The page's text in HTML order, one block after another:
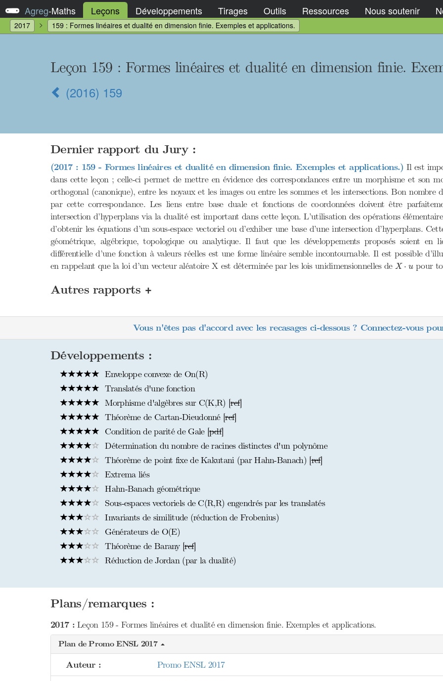
Agreg-Maths Leçons Développements Tirages Outils Ressources Nous soutenir
2017 159 : Formes linéaires et dualité en dimension finie. Exemples et applications.
Leçon 159 : Formes linéaires et dualité en dimension finie.
(2016) 159
Dernier rapport du Jury :
(2017 : 159 - Formes linéaires et dualité en dimension finie. Exemples et applications.) Il est
dans cette leçon ; celle-ci permet de mettre en évidence des correspondances entre un morphisme et son
orthogonal (canonique), entre les noyaux et les images ou entre les sommes et les intersections. Bon nombre
par cette correspondance. Les liens entre base duale et fonctions de coordonnées doivent être
intersection d’hyperplans via la dualité est important dans cette leçon. L’utilisation des opérations
d’obtenir les équations d’un sous-espace vectoriel ou d’exhiber une base d’une intersection d’hyperplans.
géométrique, algébrique, topologique ou analytique. Il faut que les développements proposés soient
différentielle d’une fonction à valeurs réelles est une forme linéaire semble incontournable. Il est possible
en rappelant que la loi d’un vecteur aléatoire X est déterminée par les lois unidimensionnelles de X ⋅ u
X⋅ pour
Autres rapports +
Vous n'êtes pas d'accord avec les recasages ci-dessous ? Connectez-vous
Développements :
Enveloppe convexe de On(R)
Translatés d'une fonction
Morphisme d'algèbres sur C(K,R) [ref]
Théorème de Cartan-Dieudonné [ref]
Condition de parité de Gale [pdf]
Détermination du nombre de racines distinctes d'un polynôme
Théorème de point fixe de Kakutani (par Hahn-Banach) [ref]
Extrema liés
Hahn-Banach géométrique
Sous-espaces vectoriels de C(R,R) engendrés par les translatés
Invariants de similitude (réduction de Frobenius)
Générateurs de O(E)
Théorème de Barany [ref]
Réduction de Jordan (par la dualité)
Plans/remarques :
2017 :Leçon 159 - Formes linéaires et dualité en dimension finie. Exemples et applications.
Plan de Promo ENSL 2017
Auteur : Promo ENSL 2017